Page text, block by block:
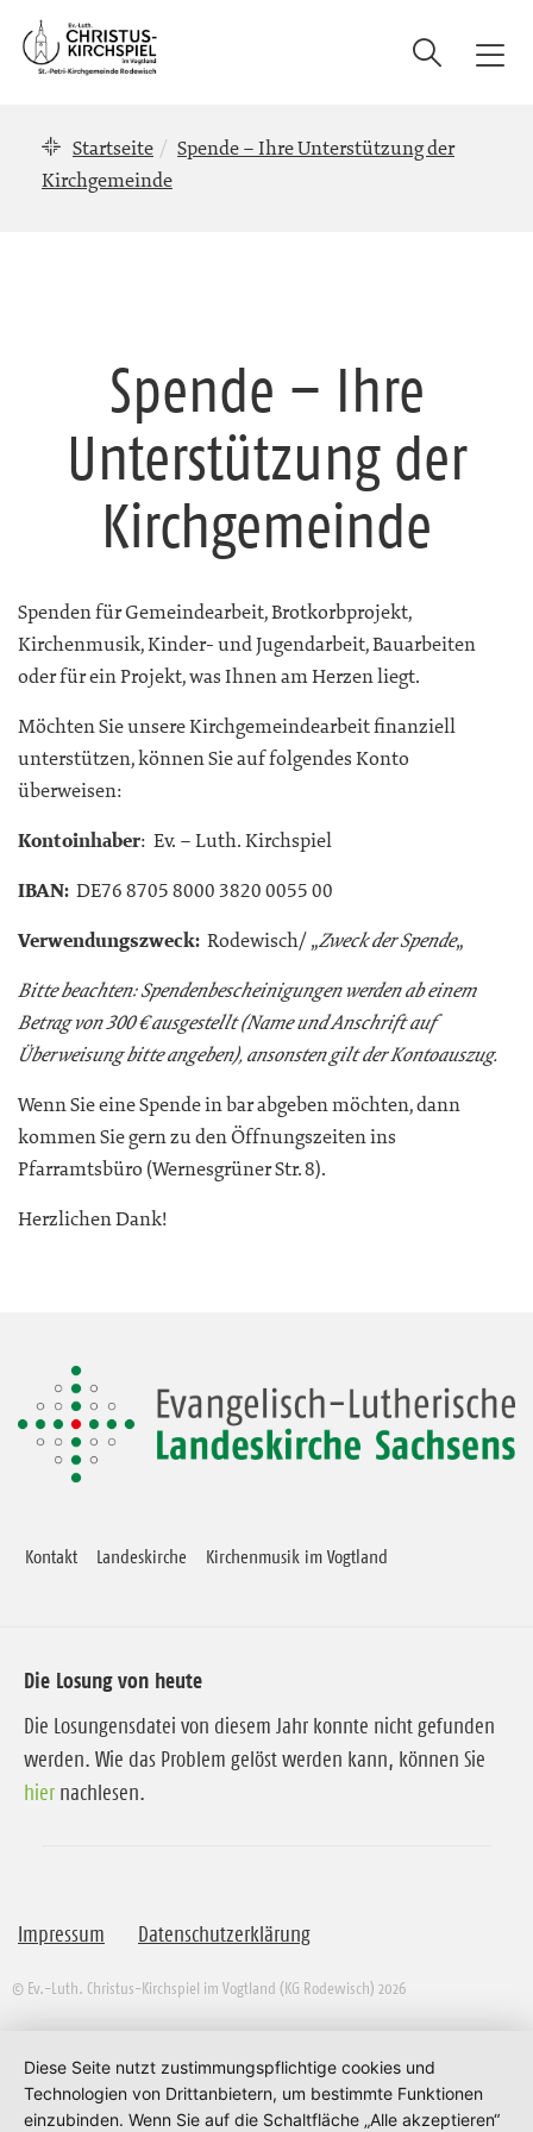
T
Suche
Startseite
Spende – Ihre Unterstützung der
Kirchgemeinde
Spende – Ihre
Unterstützung der
Kirchgemeinde
Spenden für Gemeindearbeit, Brotkorbprojekt,
Kirchenmusik, Kinder- und Jugendarbeit, Bauarbeiten
oder für ein Projekt, was Ihnen am Herzen liegt.
Möchten Sie unsere Kirchgemeindearbeit finanziell
unterstützen, können Sie auf folgendes Konto
überweisen:
Kontoinhaber: Ev. – Luth. Kirchspiel
IBAN: DE76 8705 8000 3820 0055 00
Verwendungszweck: Rodewisch/ „Zweck der Spende„
Bitte beachten:Spendenbescheinigungen werden ab einem
Betrag von 300 € ausgestellt (Name und Anschrift auf
Überweisung bitte angeben), ansonsten gilt der Kontoauszug.
Wenn Sie eine Spende in bar abgeben möchten, dann
kommen Sie gern zu den Öffnungszeiten ins
Pfarramtsbüro (Wernesgrüner Str. 8).
Herzlichen Dank!
Kontakt Landeskirche Kirchenmusik im Vogtland
Die Losung von heute
Die Losungensdatei von diesem Jahr konnte nicht gefunden
werden. Wie das Problem gelöst werden kann, können Sie
hier nachlesen.
Impressum Datenschutzerklärung
© Ev.-Luth. Christus-Kirchspiel im Vogtland (KG Rodewisch) 2026
Diese Seite nutzt zustimmungspflichtige cookies und
Technologien von Drittanbietern, um bestimmte Funktionen
einzubinden. Wenn Sie auf die Schaltfläche „Alle akzeptieren“